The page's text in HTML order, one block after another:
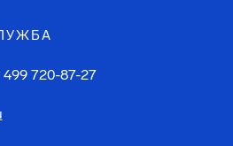
499 720-87-27